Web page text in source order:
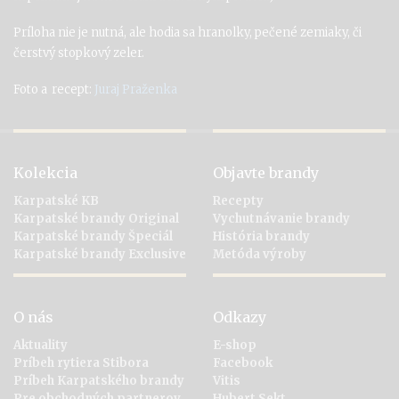
Príloha nie je nutná, ale hodia sa hranolky, pečené zemiaky, či
čerstvý stopkový zeler.
Foto a recept: Juraj Praženka
Kolekcia
Karpatské KB
Karpatské brandy Original
Karpatské brandy Špeciál
Karpatské brandy Exclusive
Objavte brandy
Recepty
Vychutnávanie brandy
História brandy
Metóda výroby
O nás
Aktuality
Príbeh rytiera Stibora
Príbeh Karpatského brandy
Odkazy
E-shop
Facebook
Vitis